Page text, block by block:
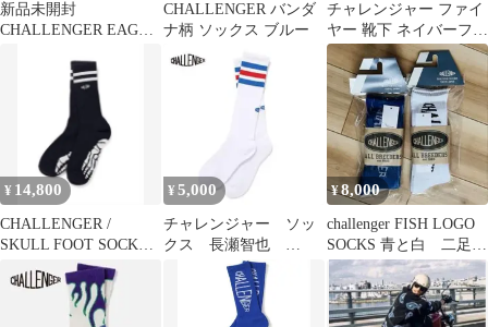
新品未開封
CHALLENGER EAGLE
CHALLENGER バンダ
ナ柄 ソックス ブルー
チャレンジャー ファイ
ヤー 靴下 ネイバーフッ
ド マシス Wtaps ワコマ
リア
¥ 14,800
CHALLENGER /
SKULL FOOT SOCKS -
Black-
¥ 5,000
チャレンジャー ソッ
クス 長瀬智也
WHITE BLUE RED ラ
ッツ マシス
¥8,000
challenger FISH LOGO
SOCKS 青と白 二足セ
ット